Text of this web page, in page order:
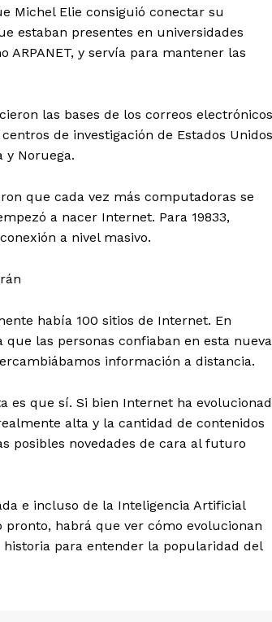
Diario los Andes
Prensa
Michel Elie consiguió conectar su
estaban presentes en universidades
ARPANET, y servía para mantener las
las bases de los correos electrónicos
de investigación de Estados
y Noruega.
que cada vez más computadoras se
a nacer Internet. Para 19833,
a nivel masivo.
había 100 sitios de Internet. En
que las personas confiaban en esta nueva
información a distancia.
es que sí. Si bien Internet ha
alta y la cantidad de contenidos
posibles novedades de cara al futuro
e incluso de la Inteligencia Artificial
habrá que ver cómo evolucionan
para entender la popularidad del